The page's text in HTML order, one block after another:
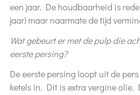
een jaar. De houdbaarheid is
jaar) maar naarmate de tijd
Wat gebeurt er met de pulp die
eerste persing?
De eerste persing loopt uit de
ketels in. Dit is extra vergine olie.